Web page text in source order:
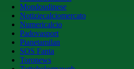
Mondoudinese
Notiziecalciomercato
Numericalcio
Padovasport
Pianetamilan
SOS Fanta
Toronews